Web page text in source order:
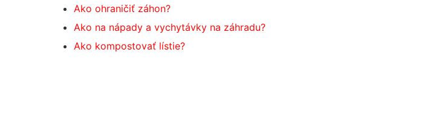
Ako ohraničiť záhon?
Ako na nápady a vychytávky na záhradu?
Ako kompostovať lístie?